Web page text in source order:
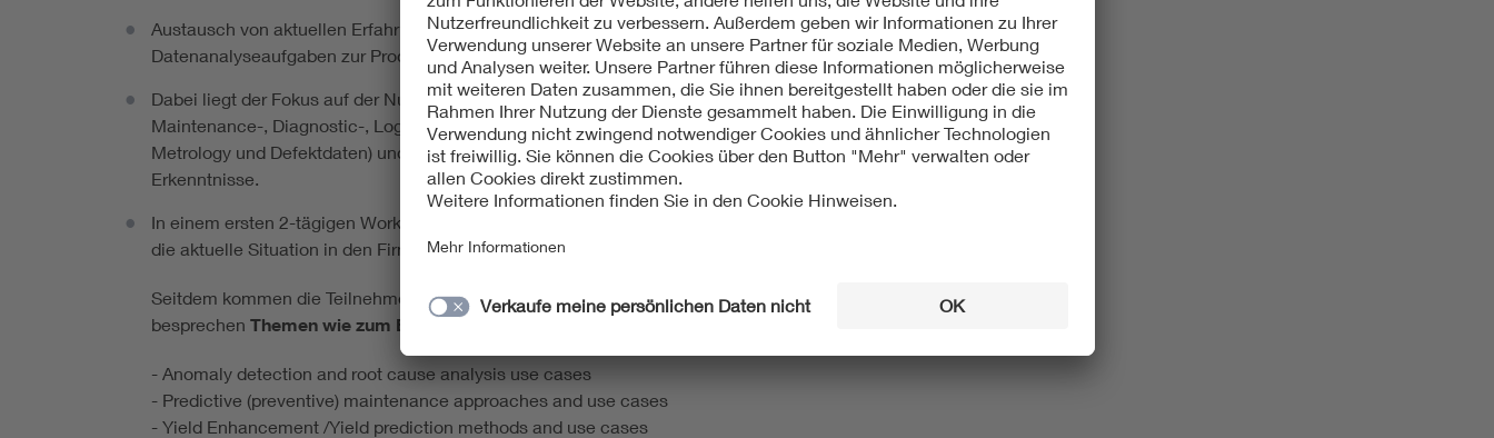
Austausch von aktuellen Erfahrungen und Herausforderungen bei den Datenintegrations- und
Datenanalyseaufgaben zur Produktionsoptimierung.
Dabei liegt der Fokus auf der Nutzung verschiedenster Datenquellen (wie z.B. Prozess-,
Maintenance-, Diagnostic-, Log-, Facility-, Environment, Probe-, Final test-, Binning-, PCM-,
Metrology und Defektdaten) und neuer Analysemethoden zur Generierung zusätzlicher
Erkenntnisse.
In einem ersten 2-tägigen Workshop am Fraunhofer IISB in Erlangen wurden im September 2018
die aktuelle Situation in den Firmen sowie die verschiedenen Ziele und Visionen diskutiert.
Seitdem kommen die Teilnehmer der Arbeitsgruppe ein- bis zweimal pro Jahr zusammen und
besprechen Themen wie zum Beispiel:
- Anomaly detection and root cause analysis use cases
- Predictive (preventive) maintenance approaches and use cases
- Yield Enhancement /Yield prediction methods and use cases